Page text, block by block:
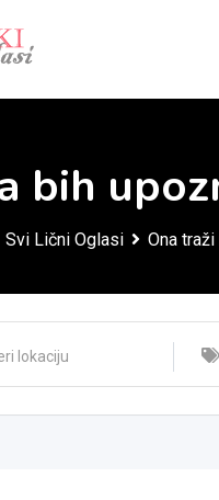
bih
Svi Lični Oglasi Ona traži